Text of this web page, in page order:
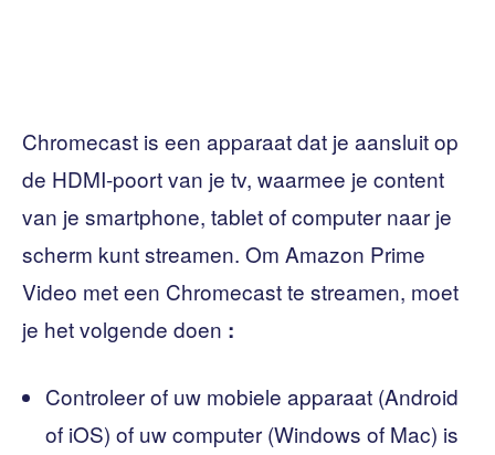
Chromecast is een apparaat dat je aansluit op
de HDMI-poort van je tv, waarmee je content
van je smartphone, tablet of computer naar je
scherm kunt streamen. Om Amazon Prime
Video met een Chromecast te streamen, moet
je het volgende doen :
Controleer of uw mobiele apparaat (Android
of iOS) of uw computer (Windows of Mac) is